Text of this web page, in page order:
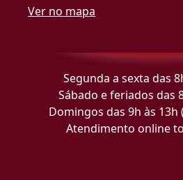
Ver no mapa
Segunda a sexta das
Sábado e feriados das
Domingos das 9h às
Atendimento online